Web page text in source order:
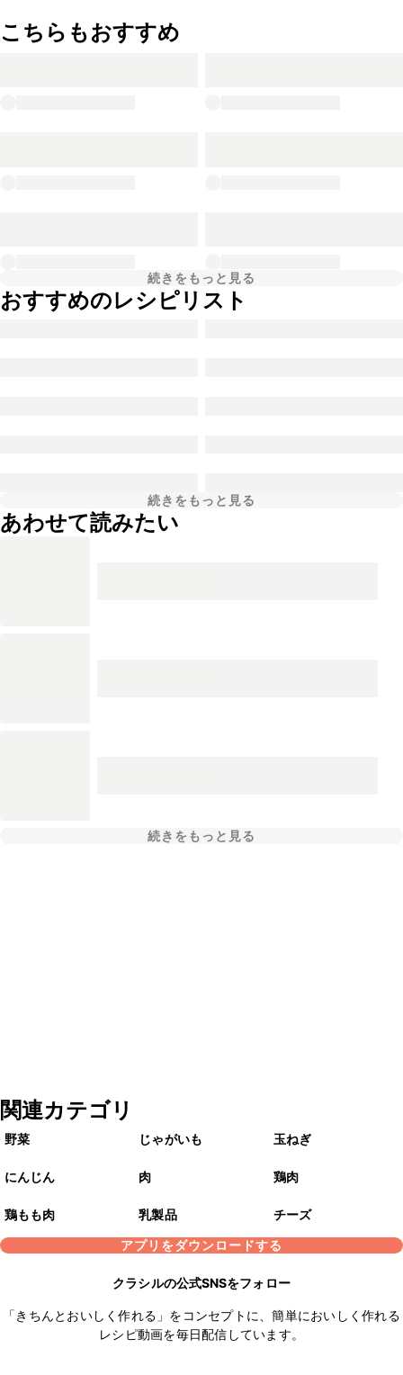
こちらもおすすめ
続きをもっと見る
おすすめのレシピリスト
続きをもっと見る
あわせて読みたい
続きをもっと見る
関連カテゴリ
野菜 じゃがいも 玉ねぎ
にんじん 肉 鶏肉
鶏もも肉 乳製品
チーズ
アプリをダウンロードする
クラシルの公式SNSをフォロー
「きちんとおいしく作れる」をコンセプトに、簡単においしく作れる
レシピ動画を毎日配信しています。